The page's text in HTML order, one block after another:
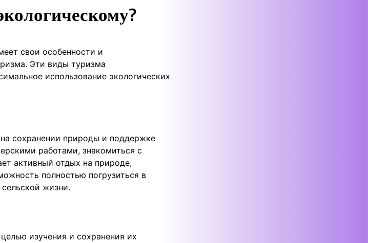
свои особенности и
Эти виды туризма
использование экологических
сохранении природы и поддержке
работами, знакомиться с
активный отдых на природе,
полностью погрузиться в
жизни.
изучения и сохранения их